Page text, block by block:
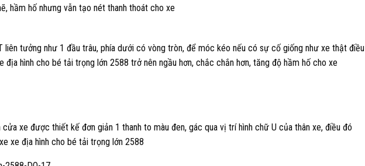
hầm hố nhưng vẫn tạo nét thanh thoát cho xe
tưởng như 1 đầu trâu, phía dưới có vòng tròn, để móc kéo nếu có sự cố giống như xe thật điều
địa hình cho bé tải trọng lớn 2588 trở nên ngầu hơn, chắc chắn hơn, tăng độ hầm hố cho xe
xe được thiết kế đơn giản 1 thanh to màu đen, gác qua vị trí hình chữ U của thân xe, điều đó
xe địa hình cho bé tải trọng lớn 2588